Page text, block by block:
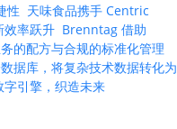
性 天味食品携手 Centric
效率跃升 Brenntag 借助
的配方与合规的标准化管理
据库，将复杂技术数据转化为
引擎，织造未来